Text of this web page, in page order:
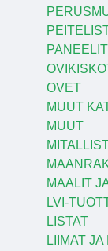
PANEELIT
OVET
MUUT
MUUT
MAALIT
LVI-
LISTAT
LIIMAT